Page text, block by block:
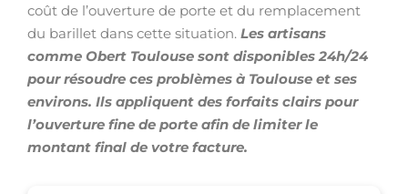
coût de l’ouverture de porte et du remplacement
du barillet dans cette situation. Les artisans
comme Obert Toulouse sont disponibles 24h/24
pour résoudre ces problèmes à Toulouse et ses
environs. Ils appliquent des forfaits clairs pour
l’ouverture fine de porte afin de limiter le
montant final de votre facture.